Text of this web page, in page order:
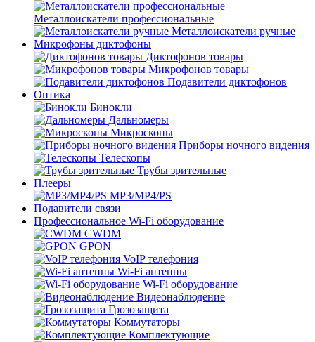
Металлоискатели профессиональные
Металлоискатели ручные
Микрофоны диктофоны
Диктофонов товары
Микрофонов товары
Подавители диктофонов
Оптика
Бинокли
Дальномеры
Микроскопы
Приборы ночного видения
Телескопы
Трубы зрительные
Плееры
MP3/MP4/PS
Подавители связи
Профессиональное Wi-Fi оборудование
CWDM
GPON
VoIP телефония
Wi-Fi антенны
Wi-Fi оборудование
Видеонаблюдение
Грозозащита
Коммутаторы
Комплектующие